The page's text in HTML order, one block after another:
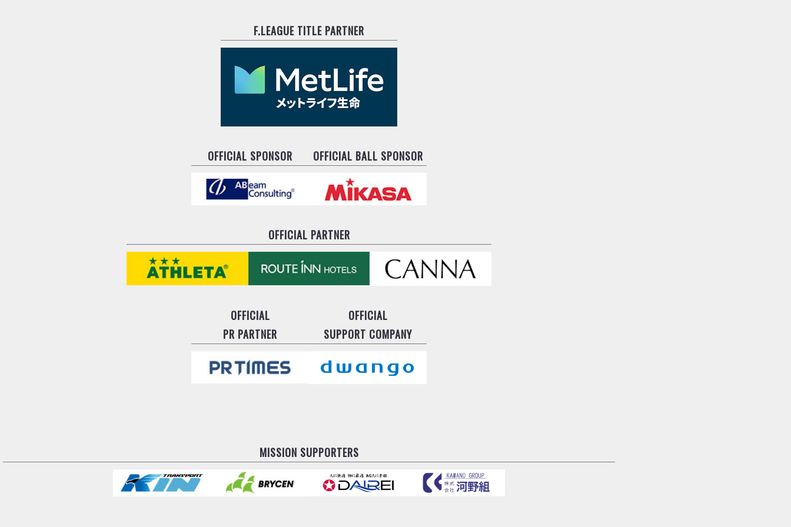
F.LEAGUE TITLE PARTNER
OFFICIAL SPONSOR OFFICIAL BALL SPONSOR
OFFICIAL PARTNER
OFFICIAL
PR PARTNER
OFFICIAL
SUPPORT COMPANY
MISSION SUPPORTERS